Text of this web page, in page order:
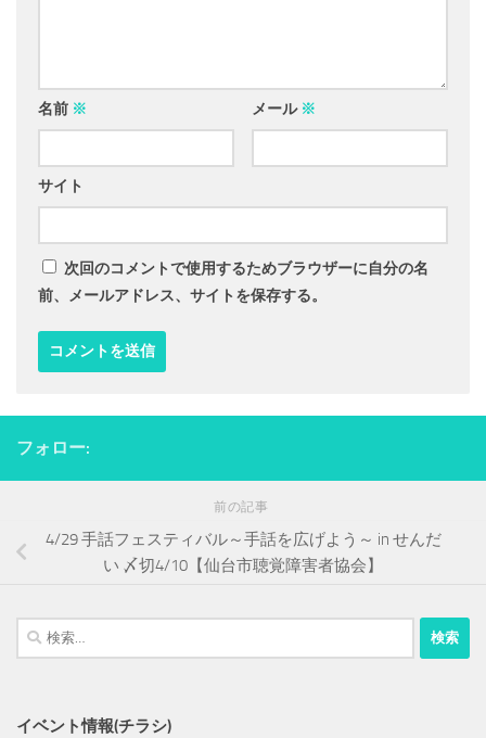
名前 ※ メール ※
サイト
次回のコメントで使用するためブラウザーに自分の名
前、メールアドレス、サイトを保存する。
フォロー:
前の記事
4/29 手話フェスティバル～手話を広げよう～ in せんだ
い 〆切4/10【仙台市聴覚障害者協会】
検
索:
イベント情報(チラシ)